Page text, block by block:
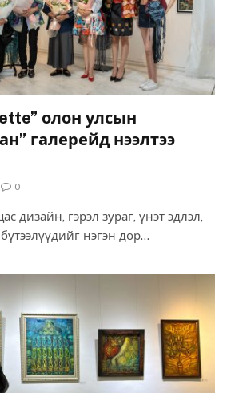
олон улсын
галерейд нээлтээ
0
дизайн, гэрэл зураг, үнэт эдлэл,
нэгэн дор